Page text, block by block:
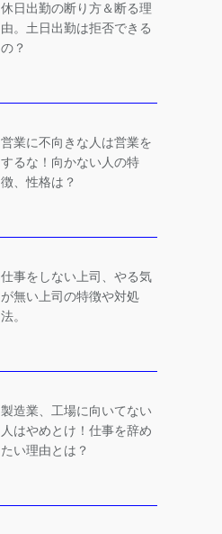
休日出勤の断り方＆断る理
由。土日出勤は拒否できる
の？
営業に不向きな人は営業を
するな！向かない人の特
徴、性格は？
仕事をしない上司、やる気
が無い上司の特徴や対処
法。
製造業、工場に向いてない
人はやめとけ！仕事を辞め
たい理由とは？